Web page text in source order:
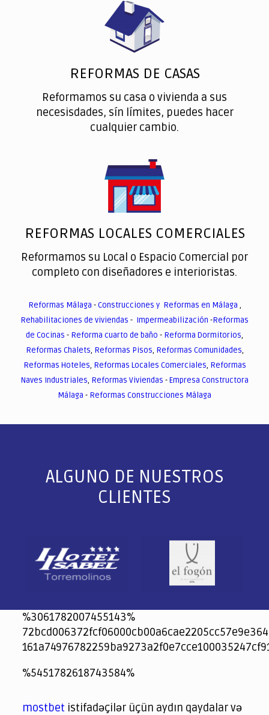
REFORMAS DE CASAS
Reformamos su casa o vivienda a sus
necesisdades, sín límites, puedes hacer
cualquier cambio.
REFORMAS LOCALES COMERCIALES
Reformamos su Local o Espacio Comercial por
completo con diseñadores e interioristas.
Reformas Málaga -Construcciones y Reformas en Málaga ,
Rehabilitaciones de viviendas - Impermeabilización -Reformas
de Cocinas - Reforma cuarto de baño - Reforma Dormitorios,
Reformas Chalets, Reformas Pisos, Reformas Comunidades,
Reformas Hoteles, Reformas Locales Comerciales, Reformas
Naves Industriales, Reformas Viviendas -Empresa Constructora
Málaga - Reformas Construcciones Málaga
ALGUNO DE NUESTROS
CLIENTES
%3061782007455143%
jeetcity
1xbet
jeet city casino
%5451782618743584%
spintiger
Avabet
Spinrise
Crown Green
Crowngreen casino login
슈가 러쉬1000 슬롯
crazy time casino online
1xcasinozambia.com
codingworldnews.com
parimatch.kr
winorio
winorio casino
winorio
mostbet istifadəçilər üçün aydın qaydalar və